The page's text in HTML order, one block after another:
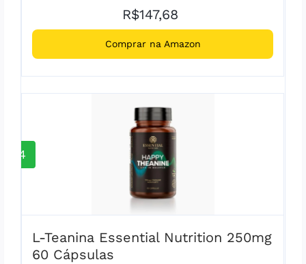
R$147,68
Comprar na Amazon
4
L-Teanina Essential Nutrition 250mg
60 Cápsulas